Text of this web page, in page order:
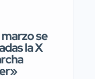
se
la X